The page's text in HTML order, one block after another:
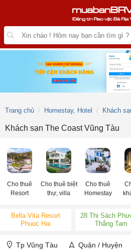
Trang chủ Homestay, Hotel Khách
Khách sạn The Coast Vũng Tàu
Cho thuê
Resort
Cho thuê biệt
thự, villa
Cho thuê
Homestay
Bella Vita Resort
Phuoc Hai
28 Thi Sách
Thắng Tam
Tp Vũng Tàu Quận / Huyện